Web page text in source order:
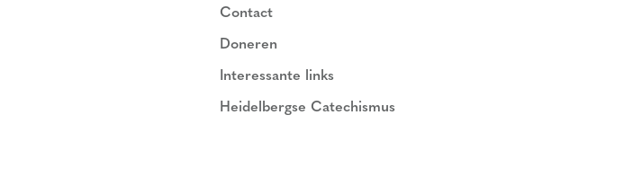
Contact
Doneren
Interessante links
Heidelbergse Catechismus